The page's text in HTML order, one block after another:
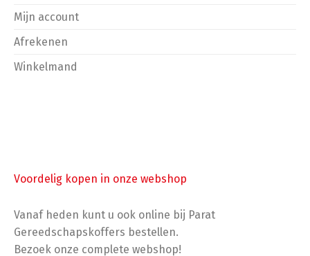
Mijn account
Afrekenen
Winkelmand
Voordelig kopen in onze webshop
Vanaf heden kunt u ook online bij Parat
Gereedschapskoffers bestellen.
Bezoek onze complete webshop!